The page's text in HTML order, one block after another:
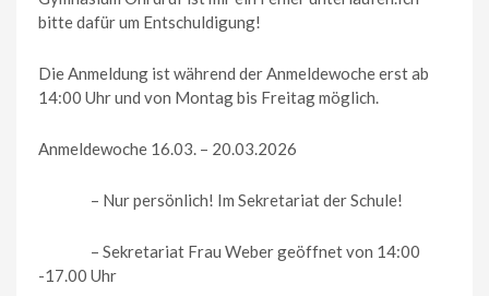
bitte dafür um Entschuldigung!
Die Anmeldung ist während der Anmeldewoche erst ab
14:00 Uhr und von Montag bis Freitag möglich.
Anmeldewoche 16.03. – 20.03.2026
– Nur persönlich! Im Sekretariat der Schule!
– Sekretariat Frau Weber geöffnet von 14:00
-17.00 Uhr